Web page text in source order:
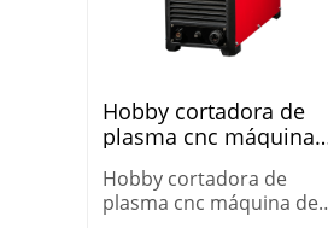
Hobby cortadora de
plasma cnc máquina
de aire de arco piloto
portátil 220V PROCUT-
Hobby cortadora de
plasma cnc máquina de